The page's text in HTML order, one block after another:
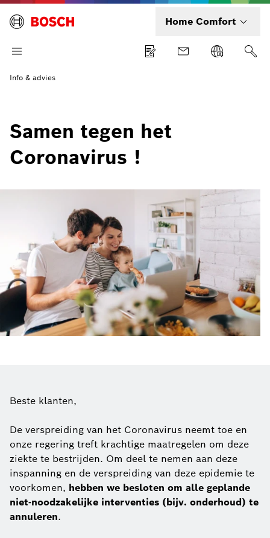
Home Comfort
Info & advies
Samen tegen het
Coronavirus !
Beste klanten,
De verspreiding van het Coronavirus neemt toe en
onze regering treft krachtige maatregelen om deze
ziekte te bestrijden. Om deel te nemen aan deze
inspanning en de verspreiding van deze epidemie te
voorkomen, hebben we besloten om alle geplande
niet-noodzakelijke interventies (bijv. onderhoud) te
annuleren.